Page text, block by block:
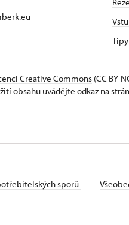
Creative Commons (CC BY-
obsahu uvádějte odkaz na
sporů